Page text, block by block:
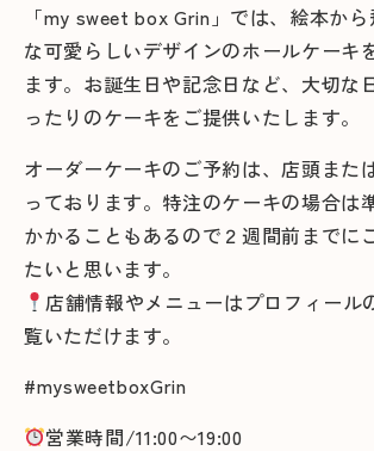
「my sweet box Grin」では、絵本か
な可愛らしいデザインのホールケーキ
ます。お誕生日や記念日など、大切な
ったりのケーキをご提供いたします。
オーダーケーキのご予約は、店頭また
っております。特注のケーキの場合は
かかることもあるので２週間前までに
たいと思います。
店舗情報やメニューはプロフィール
覧いただけます。
#mysweetboxGrin
営業時間/11:00〜19:00